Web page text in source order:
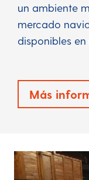
un ambiente
mercado
disponibles
Más